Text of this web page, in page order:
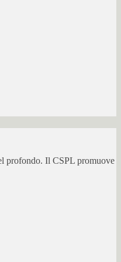
profondo. Il CSPL promuove